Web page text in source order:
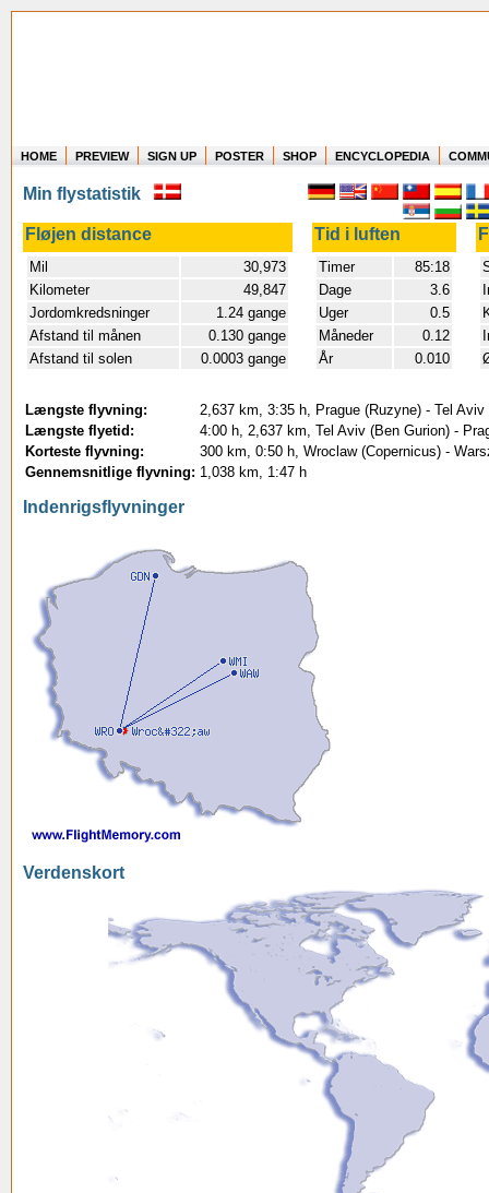
Where in the world have you flown?
How long have you been in the air?
Create your own FlightMemory and see!
HOME PREVIEW SIGN UP POSTER SHOP ENCYCLOPEDIA
Min flystatistik
Fløjen distance Tid i luften
Mil
30,973
Kilometer
49,847
Jordomkredsninger
1.24 gange
Afstand til månen
0.130 gange
Afstand til solen
0.0003 gange
Timer
85:18
Dage
3.6
Uger
0.5
Måneder
0.12
År
0.010
Længste flyvning:
2,637 km, 3:35 h, Prague (Ruzyne) - Tel
Længste flyetid:
4:00 h, 2,637 km, Tel Aviv (Ben Gurion) -
Korteste flyvning:
300 km, 0:50 h, Wroclaw (Copernicus) -
Gennemsnitlige flyvning: 1,038 km, 1:47 h
Indenrigsflyvninger
Verdenskort